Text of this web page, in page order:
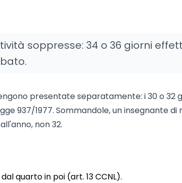
soppresse: 34 o 36 giorni
presentate separatamente: i 30 o 32
937/1977. Sommandole, un insegnante di
all'anno, non 32.
dal quarto in poi (art. 13 CCNL).